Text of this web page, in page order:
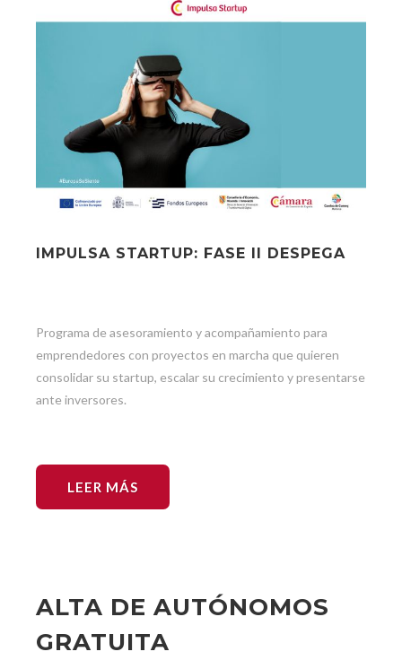
IMPULSA STARTUP: FASE II DESPEGA
Programa de asesoramiento y acompañamiento para
emprendedores con proyectos en marcha que quieren
consolidar su startup, escalar su crecimiento y presentarse
ante inversores.
LEER MÁS
ALTA DE AUTÓNOMOS
GRATUITA